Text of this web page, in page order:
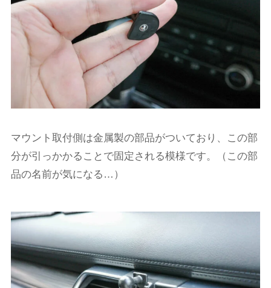
マウント取付側は金属製の部品がついており、この部
分が引っかかることで固定される模様です。（この部
品の名前が気になる…）